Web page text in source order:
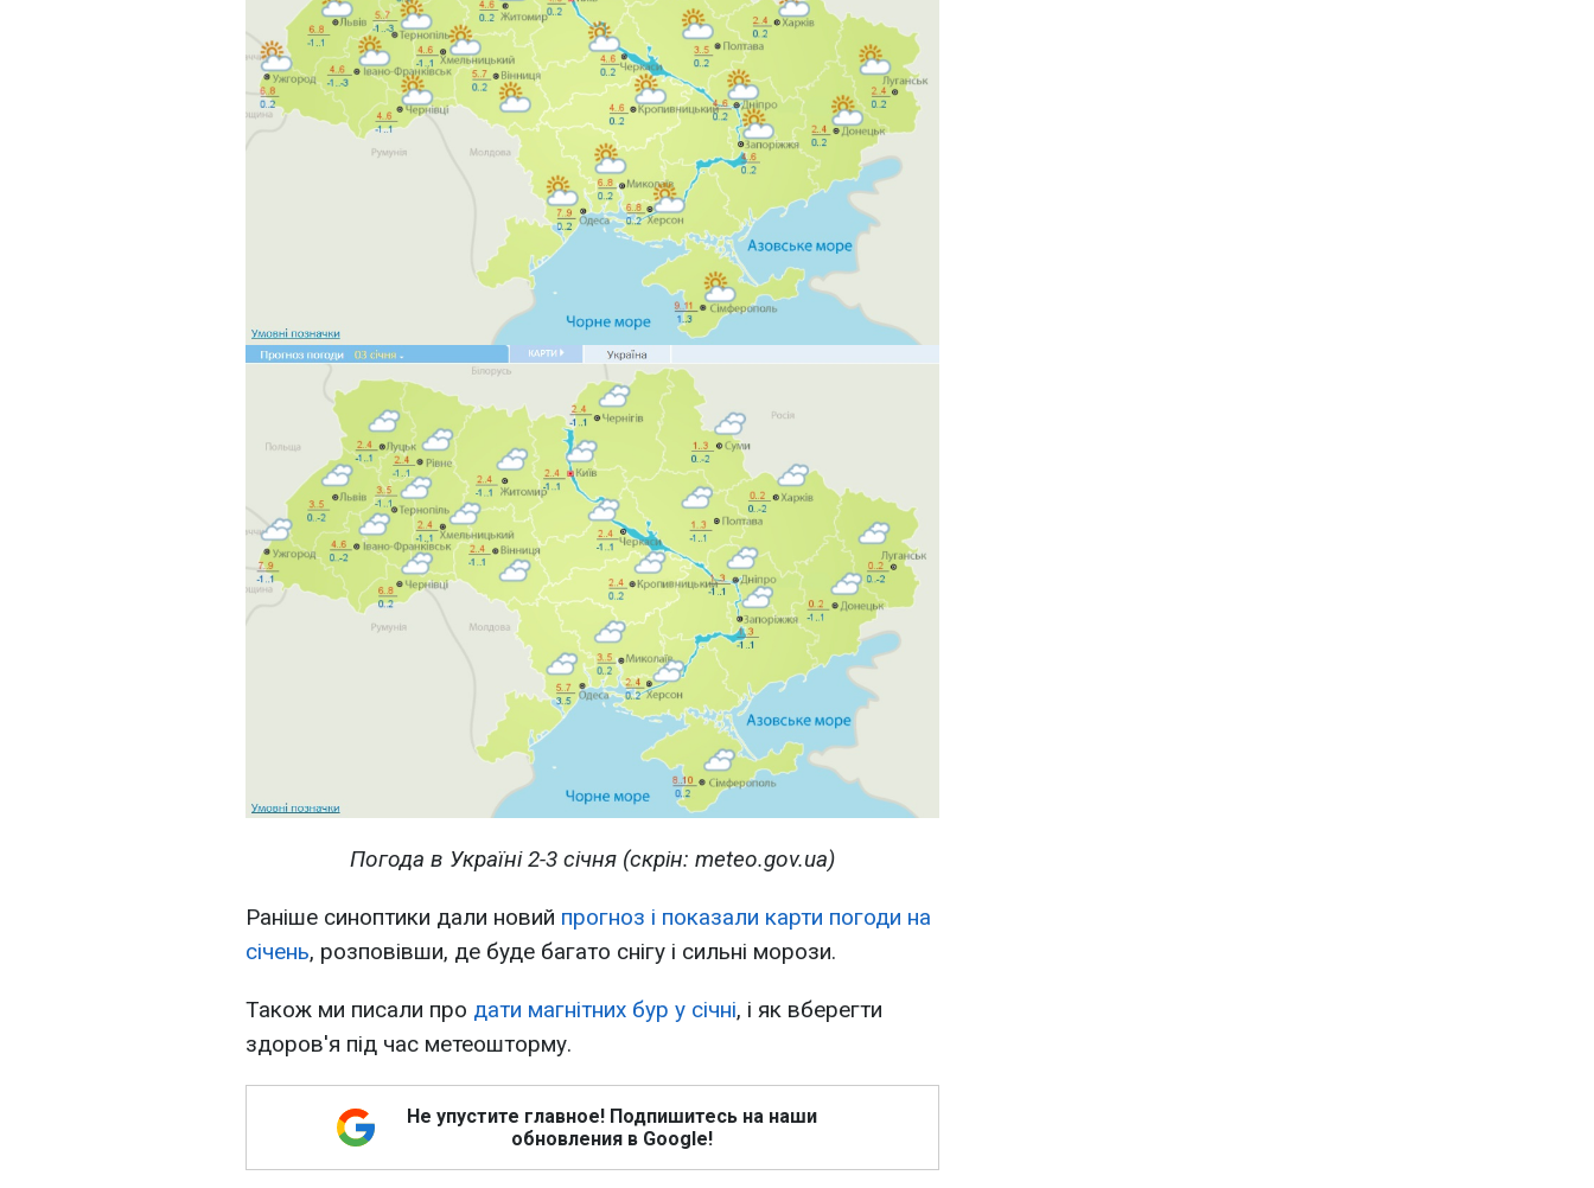
Погода в Україні 2-3 січня (скрін: meteo.gov.ua)
Раніше синоптики дали новий прогноз і показали карти погоди на
січень, розповівши, де буде багато снігу і сильні морози.
Також ми писали про дати магнітних бур у січні, і як вберегти
здоров'я під час метеошторму.
Не упустите главное! Подпишитесь на наши
обновления в Google!